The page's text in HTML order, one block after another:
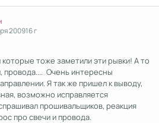
200916 г
тоже заметили эти рывки! А то
провода.... Очень интересны
Я так же пришел к выводу,
возможно исправляется
прошивальщиков, реакция
про свечи и провода.